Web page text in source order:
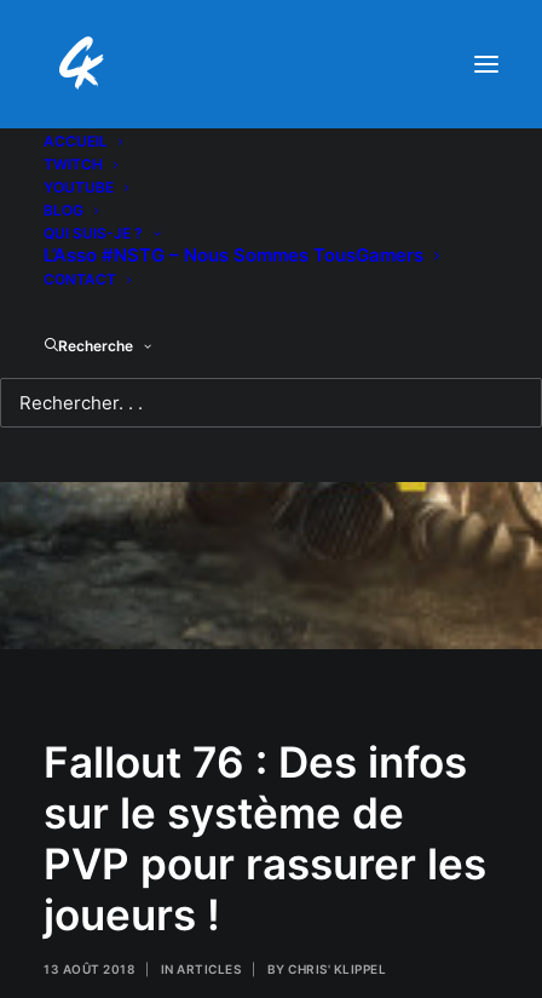
ACCUEIL
TWITCH
YOUTUBE
BLOG
QUI SUIS-JE ?
L’Asso #NSTG – Nous Sommes TousGamers
CONTACT
Recherche
Fallout 76 : Des infos
sur le système de
PVP pour rassurer les
joueurs !
13 AOÛT 2018 IN ARTICLES BY CHRIS' KLIPPEL